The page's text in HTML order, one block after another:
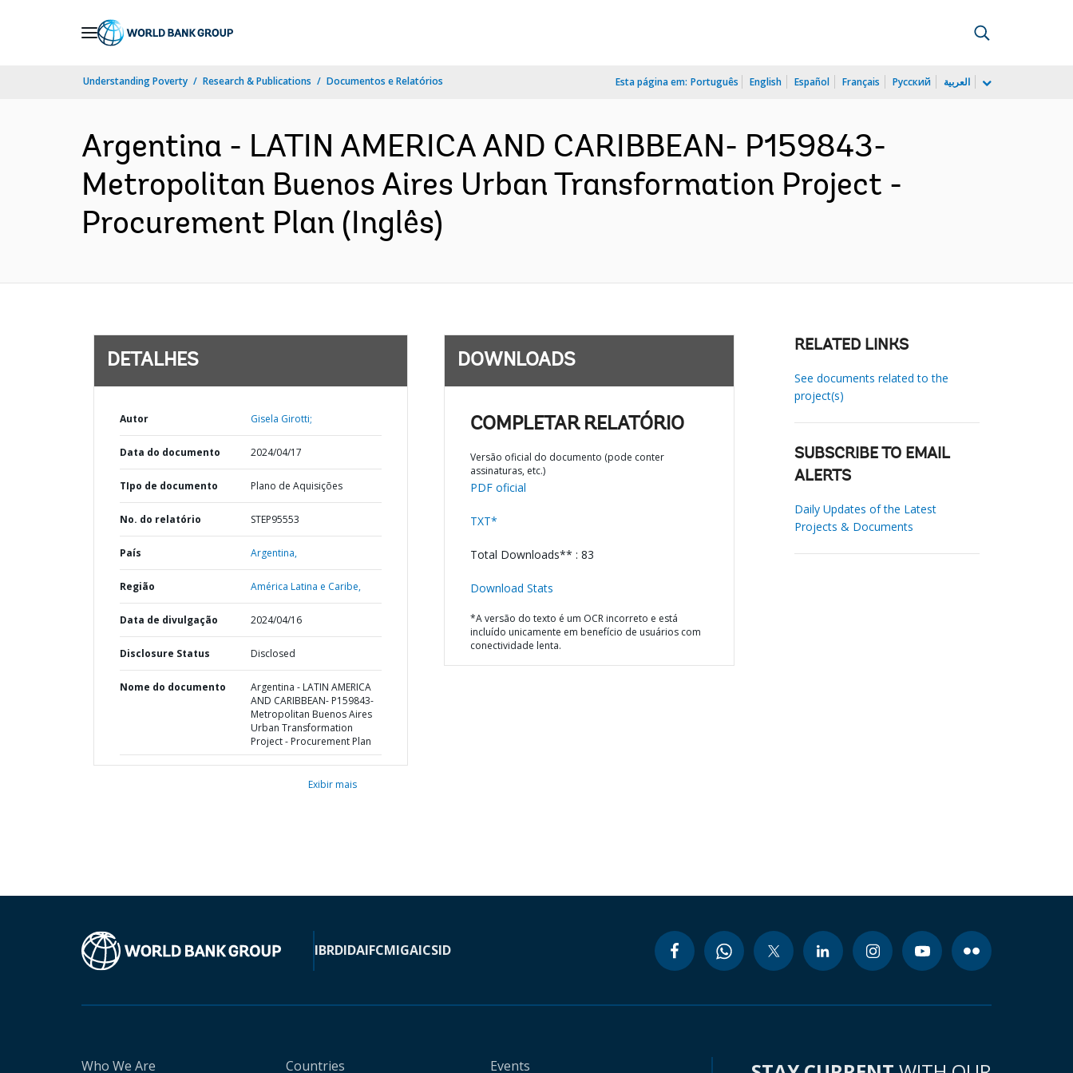
Understanding Poverty Research & Publications Documentos e Relatórios Esta página em: Português English Español Français Русский العربية
Argentina - LATIN AMERICA AND CARIBBEAN- P159843-
Metropolitan Buenos Aires Urban Transformation Project -
Procurement Plan (Inglês)
DETALHES
Autor Gisela Girotti;
Data do documento 2024/04/17
TIpo de documento Plano de Aquisições
No. do relatório STEP95553
País Argentina,
Região América Latina e Caribe,
Data de divulgação 2024/04/16
Disclosure Status Disclosed
Nome do documento
Argentina - LATIN AMERICA
AND CARIBBEAN- P159843-
Metropolitan Buenos Aires
Urban Transformation
Project - Procurement Plan
Exibir mais
DOWNLOADS
COMPLETAR RELATÓRIO
Versão oficial do documento (pode conter
assinaturas, etc.)
PDF oficial
TXT*
Total Downloads** : 83
Download Stats
*A versão do texto é um OCR incorreto e está
incluído unicamente em benefício de usuários com
conectividade lenta.
RELATED LINKS
See documents related to the
project(s)
SUBSCRIBE TO EMAIL
ALERTS
Daily Updates of the Latest
Projects & Documents
IBRDIDAIFCMIGAICSID
Who We Are Countries Events